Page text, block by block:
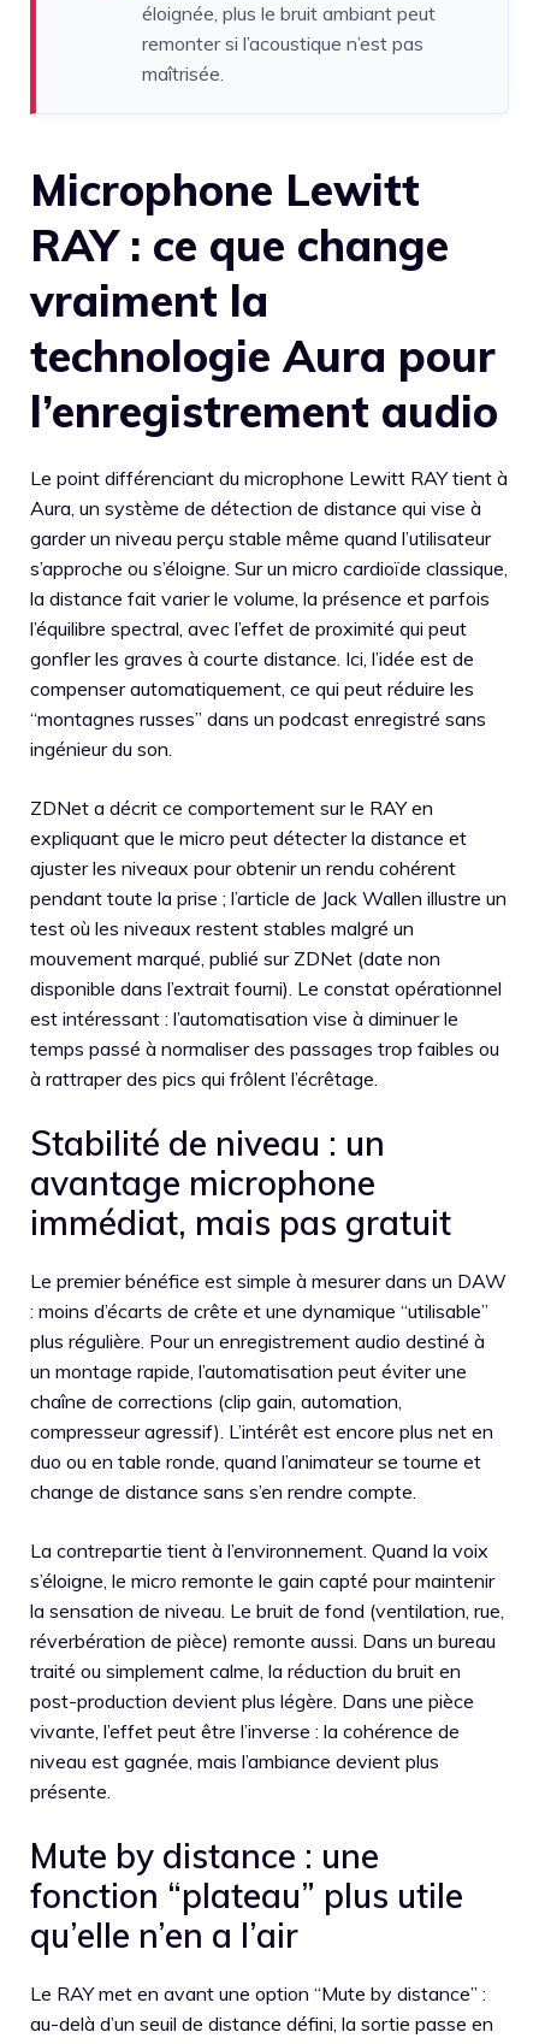
éloignée, plus le bruit ambiant peut
remonter si l’acoustique n’est pas
maîtrisée.
Microphone Lewitt
RAY : ce que change
vraiment la
technologie Aura pour
l’enregistrement audio
Le point différenciant du microphone Lewitt RAY tient à
Aura, un système de détection de distance qui vise à
garder un niveau perçu stable même quand l’utilisateur
s’approche ou s’éloigne. Sur un micro cardioïde classique,
la distance fait varier le volume, la présence et parfois
l’équilibre spectral, avec l’effet de proximité qui peut
gonfler les graves à courte distance. Ici, l’idée est de
compenser automatiquement, ce qui peut réduire les
“montagnes russes” dans un podcast enregistré sans
ingénieur du son.
ZDNet a décrit ce comportement sur le RAY en
expliquant que le micro peut détecter la distance et
ajuster les niveaux pour obtenir un rendu cohérent
pendant toute la prise ; l’article de Jack Wallen illustre un
test où les niveaux restent stables malgré un
mouvement marqué, publié sur ZDNet (date non
disponible dans l’extrait fourni). Le constat opérationnel
est intéressant : l’automatisation vise à diminuer le
temps passé à normaliser des passages trop faibles ou
à rattraper des pics qui frôlent l’écrêtage.
Stabilité de niveau : un
avantage microphone
immédiat, mais pas gratuit
Le premier bénéfice est simple à mesurer dans un DAW
: moins d’écarts de crête et une dynamique “utilisable”
plus régulière. Pour un enregistrement audio destiné à
un montage rapide, l’automatisation peut éviter une
chaîne de corrections (clip gain, automation,
compresseur agressif). L’intérêt est encore plus net en
duo ou en table ronde, quand l’animateur se tourne et
change de distance sans s’en rendre compte.
La contrepartie tient à l’environnement. Quand la voix
s’éloigne, le micro remonte le gain capté pour maintenir
la sensation de niveau. Le bruit de fond (ventilation, rue,
réverbération de pièce) remonte aussi. Dans un bureau
traité ou simplement calme, la réduction du bruit en
post-production devient plus légère. Dans une pièce
vivante, l’effet peut être l’inverse : la cohérence de
niveau est gagnée, mais l’ambiance devient plus
présente.
Mute by distance : une
fonction “plateau” plus utile
qu’elle n’en a l’air
Le RAY met en avant une option “Mute by distance” :
au-delà d’un seuil de distance défini, la sortie passe en